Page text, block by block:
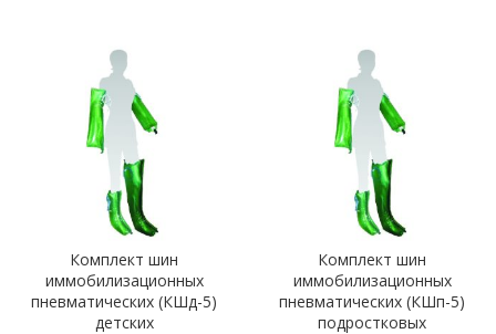
Комплект шин
иммобилизационных
пневматических (КШд-5)
детских
Комплект шин
иммобилизационных
пневматических (КШп-5)
подростковых